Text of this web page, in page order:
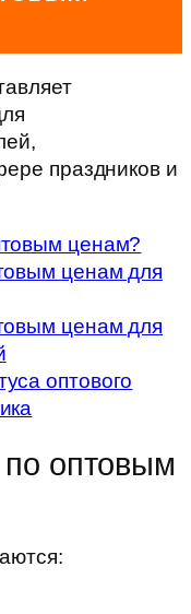
праздников и
ценам?
ценам для
ценам для
оптового
по оптовым